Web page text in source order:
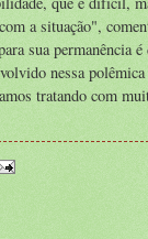
a situação",
sua
nessa
tratando com